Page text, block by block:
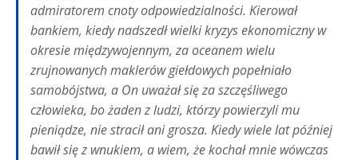
admiratorem cnoty odpowiedzialności. Kierował
bankiem, kiedy nadszedł wielki kryzys ekonomiczny w
okresie międzywojennym, za oceanem wielu
zrujnowanych maklerów giełdowych popełniało
samobójstwa, a On uważał się za szczęśliwego
człowieka, bo żaden z ludzi, którzy powierzyli mu
pieniądze, nie stracił ani grosza. Kiedy wiele lat później
bawił się z wnukiem, a wiem, że kochał mnie wówczas